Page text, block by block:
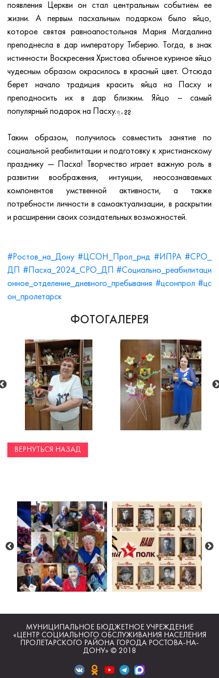
появления Церкви он стал центральным событием ее
жизни. А первым пасхальным подарком было яйцо,
которое святая равноапостольная Мария Магдалина
преподнесла в дар императору Тиберию. Тогда, в знак
истинности Воскресения Христова обычное куриное яйцо
чудесным образом окрасилось в красный цвет. Отсюда
берет начало традиция красить яйца на Пасху и
преподносить их в дар близким. Яйцо – самый
популярный подарок на Пасху.
Таким образом, получилось совместить занятие по
социальной реабилитации и подготовку к христианскому
празднику — Пасха! Творчество играет важную роль в
развитии воображения, интуиции, неосознаваемых
компонентов умственной активности, а также
потребности личности в самоактуализации, в раскрытии
и расширении своих созидательных возможностей.
#Ростов_на_Дону #ЦСОН_Прол_рнд #ИПРА #СРО_
ДП
#Пасха_2024_СРО_ДП
#Социально_реабилитаци
онное_отделение_дневного_пребывания #цсонпрол #цс
он_пролетарск
ФОТОГАЛЕРЕЯ
ВЕРНУТЬСЯ НАЗАД
МУНИЦИПАЛЬНОЕ БЮДЖЕТНОЕ УЧРЕЖДЕНИЕ
«ЦЕНТР СОЦИАЛЬНОГО ОБСЛУЖИВАНИЯ НАСЕЛЕНИЯ
ПРОЛЕТАРСКОГО РАЙОНА ГОРОДА РОСТОВА-НА-
ДОНУ» © 2018